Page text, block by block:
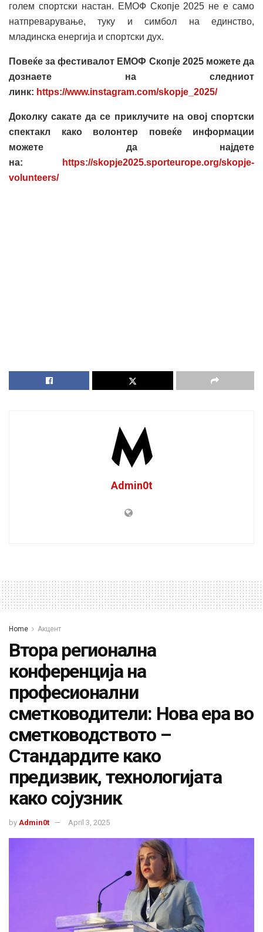
голем спортски настан. ЕМОФ Скопје 2025 не е само
натпреварување, туку и симбол на единство,
младинска енергија и спортски дух.
Повеќе за фестивалот ЕМОФ Скопје 2025 можете да
дознаете на следниот
линк: https://www.instagram.com/skopje_2025/
Доколку сакате да се приклучите на овој спортски
спектакл како волонтер повеќе информации
можете да најдете
на:
https://skopje2025.sporteurope.org/skopje-
volunteers/
Admin0t
Home Акцент
Втора регионална
конференција на
професионални
сметководители: Нова ера во
сметководството –
Стандардите како
предизвик, технологијата
како сојузник
by Admin0t April 3, 2025